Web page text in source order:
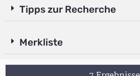
Tipps zur Recherche
Merkliste